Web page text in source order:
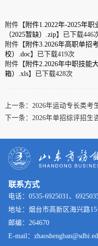
附件【 附件1.2022年-2025年
（2025暂缺）.zip】已下载446
附件【 附件3.2026年高职单招
校）.doc】已下载419次
附件【 附件2.2026年中职技能
箱）.xls】已下载428次
上一条： 2026年运动专长类考
下一条： 2026年单招综评招生
联系方式
电话：0535-6925031、
地址：烟台市高新区海兴路15
邮编：264670
E-mail：